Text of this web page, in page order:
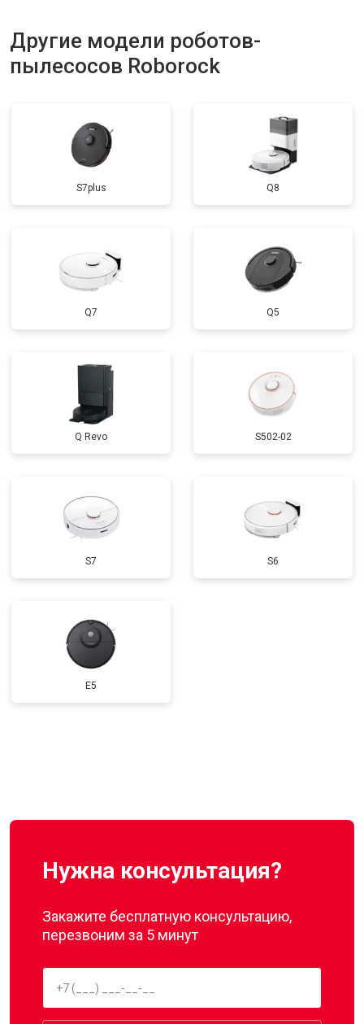
Другие модели роботов-
пылесосов Roborock
S7plus Q8
Q7 Q5
Q Revo S502-02
S7 S6
E5
Нужна консультация?
Закажите бесплатную консультацию,
перезвоним за 5 минут